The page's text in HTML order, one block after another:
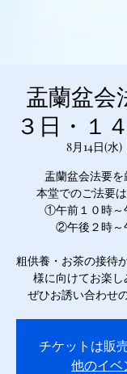
盂蘭盆会
３日・１
8月14日(水)
盂蘭盆会法要を
本堂でのご法要
①午前１０時～
②午後２時～
粗供養・お茶の接待
様に向けてお楽し
ぜひお誘い合わせ
チケットは販
他のイベ